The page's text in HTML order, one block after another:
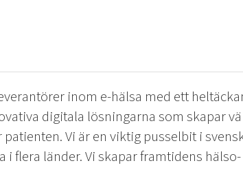
inom e-hälsa med ett
digitala lösningarna som skapar
Vi är en viktig pusselbit i
i flera länder. Vi skapar framtidens